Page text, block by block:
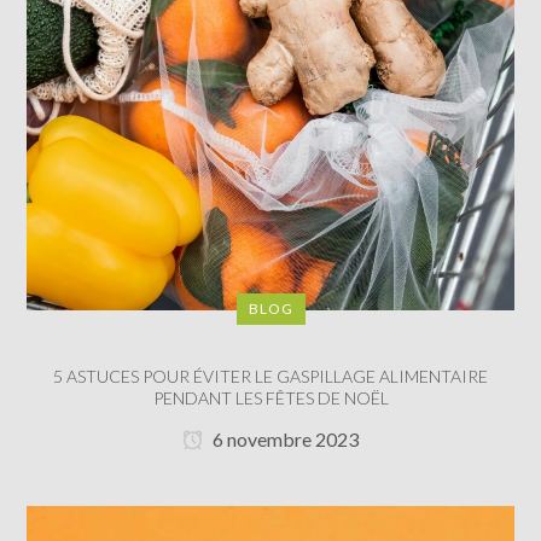
BLOG
5 ASTUCES POUR ÉVITER LE GASPILLAGE ALIMENTAIRE
PENDANT LES FÊTES DE NOËL
6 novembre 2023